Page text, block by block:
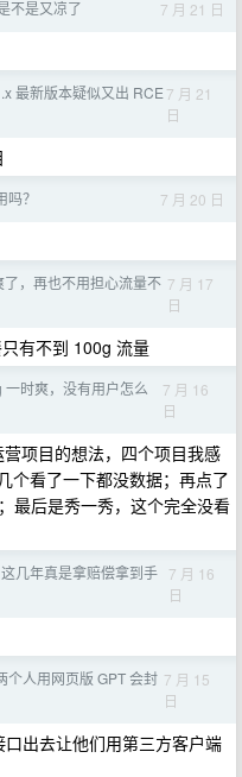
不是又凉了 7 月 21 日
最新版本疑似又出 RCE 7 月 21
日
？ 7 月 20 日
，再也不用担心流量不 7 月 17
日
有不到 100g 流量
时爽，没有用户怎么
7 月 16
日
项目的想法，四个项目我感
个看了一下都没数据；再点了
最后是秀一秀，这个完全没看
几年真是拿赔偿拿到手 7 月 16
日
个人用网页版 GPT 会封 7 月 15
日
出去让他们用第三方客户端